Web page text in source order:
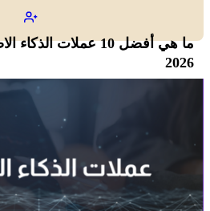
ما هي أفضل 10 عملات
2026